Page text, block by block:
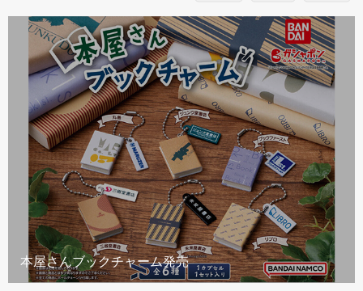
本屋さんブックチャーム発売